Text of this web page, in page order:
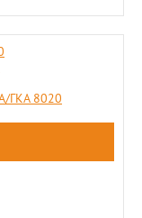
ГКА 8020